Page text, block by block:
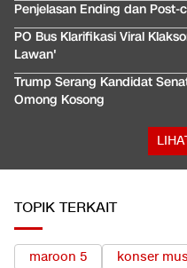
Penjelasan Ending dan
PO Bus Klarifikasi Viral
Lawan'
Trump Serang Kandidat
Omong Kosong
TOPIK TERKAIT
maroon 5 konser